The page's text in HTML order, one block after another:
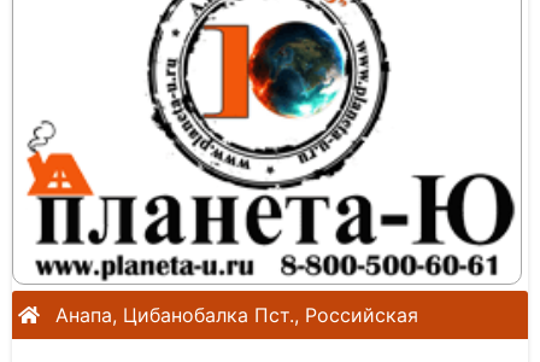
Анапа, Цибанобалка Пст., Российская